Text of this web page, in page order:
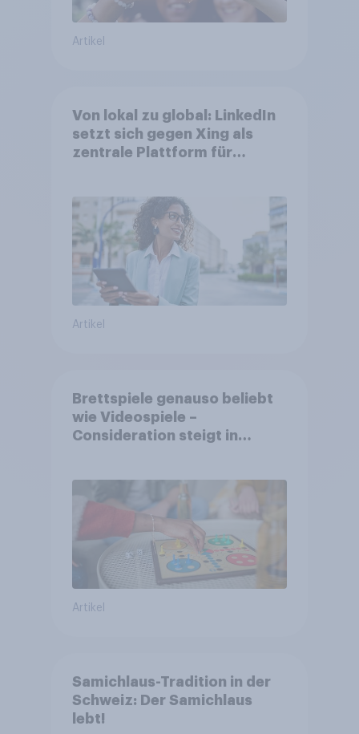
Artikel
Von lokal zu global: LinkedIn
setzt sich gegen Xing als
zentrale Plattform für
Artikel
Brettspiele genauso beliebt
wie Videospiele –
Consideration steigt in
Artikel
Samichlaus-Tradition in der
Schweiz: Der Samichlaus
lebt!